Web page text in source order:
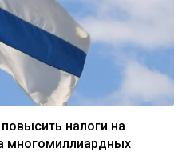
налоги на
многомиллиардных